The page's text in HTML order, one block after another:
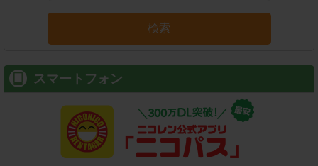
検索
スマートフォン